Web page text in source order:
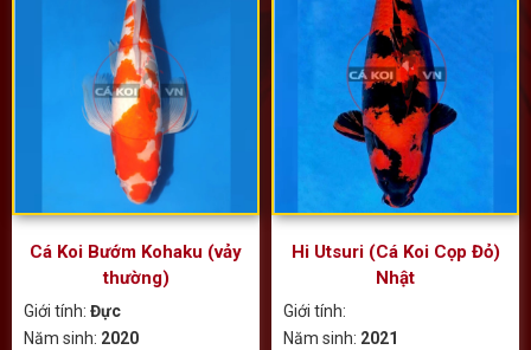
Cá Koi Bướm Kohaku (vảy
thường)
Giới tính: Đực
Năm sinh: 2020
Hi Utsuri (Cá Koi Cọp Đỏ)
Nhật
Giới tính:
Năm sinh: 2021